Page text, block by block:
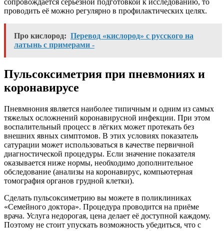
сопровождается серьезной подготовкой к исследованию, то
проводить её можно регулярно в профилактических целях.
Про кислород: Перевод «кислород» с русского на
латынь с примерами -
Пульсоксиметрия при пневмониях и
коронавирусе
Пневмнония является наиболее типичным и одним из самых
тяжелых осложнений коронавирусной инфекции. При этом
воспалительный процесс в лёгких может протекать без
внешних явных симптомов. В этих условиях показатель
сатурации может использоваться в качестве первичной
диагностической процедуры. Если значение показателя
оказывается ниже нормы, необходимо дополнительное
обследование (анализы на коронавирус, компьютерная
томография органов грудной клетки).
Сделать пульсоксиметрию вы можете в поликлиниках
«Семейного доктора». Процедура проводится на приёме
врача. Услуга недорогая, цена делает её доступной каждому.
Поэтому не стоит упускать возможность убедиться, что с